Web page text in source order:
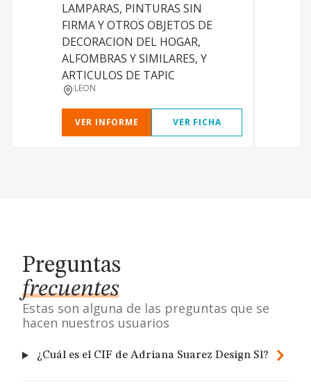
LAMPARAS, PINTURAS SIN
FIRMA Y OTROS OBJETOS DE
DECORACION DEL HOGAR,
ALFOMBRAS Y SIMILARES, Y
ARTICULOS DE TAPIC
LEON
VER INFORME VER FICHA
Preguntas
frecuentes
Estas son alguna de las preguntas que se
hacen nuestros usuarios
¿Cuál es el CIF de Adriana Suarez Design Sl?